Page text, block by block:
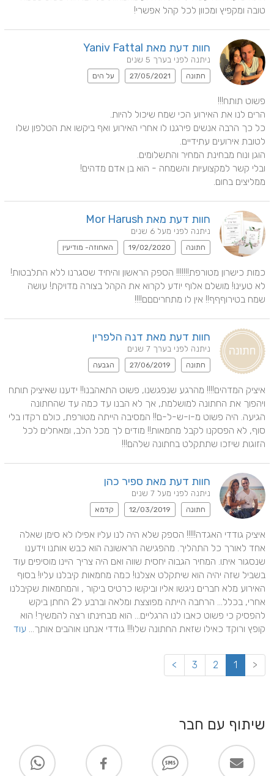
טובה ומקפיץ ומכוון לכל קהל אפשרי!
חוות דעת מאת Yaniv Fattal
ניתנה לפני בערך 5 שנים
חתונה 27/05/2021 על הים
ממליצים בחום.
חוות דעת מאת Mor Harush
ניתנה לפני מעל 6 שנים
חתונה 19/02/2020 האחוזה- מודיעין
שמח בטירוףףף!! אין לו מתחריםםם!!!!
חוות דעת מאת דנה הלפרין
ניתנה לפני בערך 7 שנים
חתונה 27/06/2019 הגבעה
הזוגות שיזכו שתתקלט בחתונה שלהם!!!
חוות דעת מאת ספיר כהן
ניתנה לפני מעל 7 שנים
חתונה 12/03/2019 קדמא
קופץ ורוקד כאילו שזאת החתונה שלו!!! גודדי אנחנו אוהבים אותך... עוד
<
1
2
3
>
שיתוף עם חבר